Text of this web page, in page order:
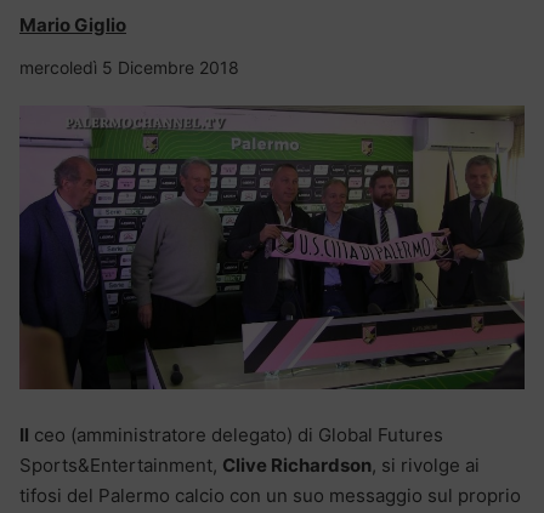
Mario Giglio
mercoledì 5 Dicembre 2018
Il ceo (amministratore delegato) di Global Futures
Sports&Entertainment, Clive Richardson, si rivolge ai
tifosi del Palermo calcio con un suo messaggio sul proprio